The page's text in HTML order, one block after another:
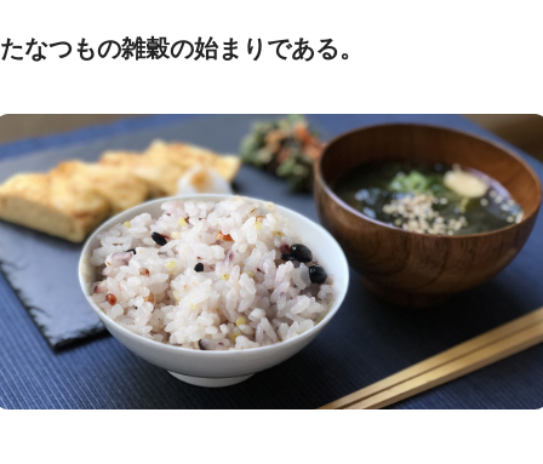
たなつもの雑穀の始まりである。